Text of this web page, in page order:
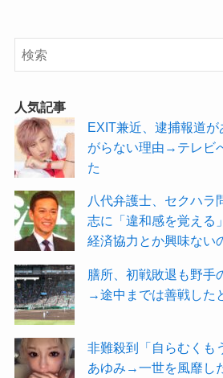
人気記事
EXIT兼近、逮捕報道
がらない理由→テレビ
た
八代弁護士、セクハラ
志に「違和感を覚え
経済協力とか興味ない
膳所、初戦敗退も野手
→途中までは善戦した
非難殺到「自らむく
あゆみ→一世を風靡し